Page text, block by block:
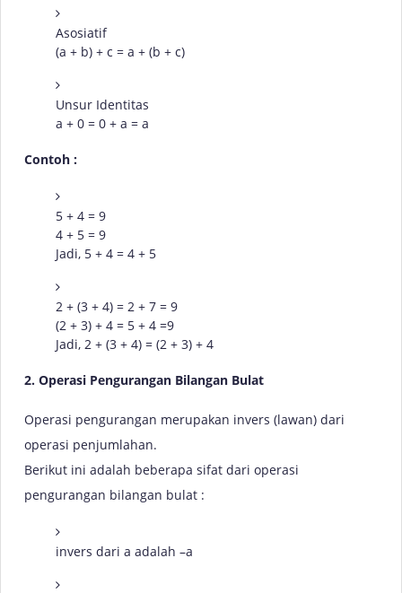
Asosiatif
(a + b) + c = a + (b + c)
Unsur Identitas
a + 0 = 0 + a = a
Contoh :
5 + 4 = 9
4 + 5 = 9
Jadi, 5 + 4 = 4 + 5
2 + (3 + 4) = 2 + 7 = 9
(2 + 3) + 4 = 5 + 4 =9
Jadi, 2 + (3 + 4) = (2 + 3) + 4
2. Operasi Pengurangan Bilangan Bulat
Operasi pengurangan merupakan invers (lawan) dari
operasi penjumlahan.
Berikut ini adalah beberapa sifat dari operasi
pengurangan bilangan bulat :
invers dari a adalah –a